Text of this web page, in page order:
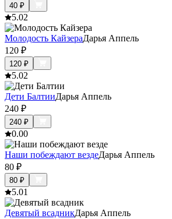
40 ₽
5.02
Молодость КайзераДарья Аппель
120 ₽
120 ₽
5.02
Дети БалтииДарья Аппель
240 ₽
240 ₽
0.00
Наши побеждают вездеДарья Аппель
80 ₽
80 ₽
5.01
Девятый всадникДарья Аппель